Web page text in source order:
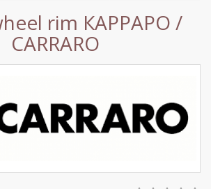
rim КАРРАРО /
CARRARO